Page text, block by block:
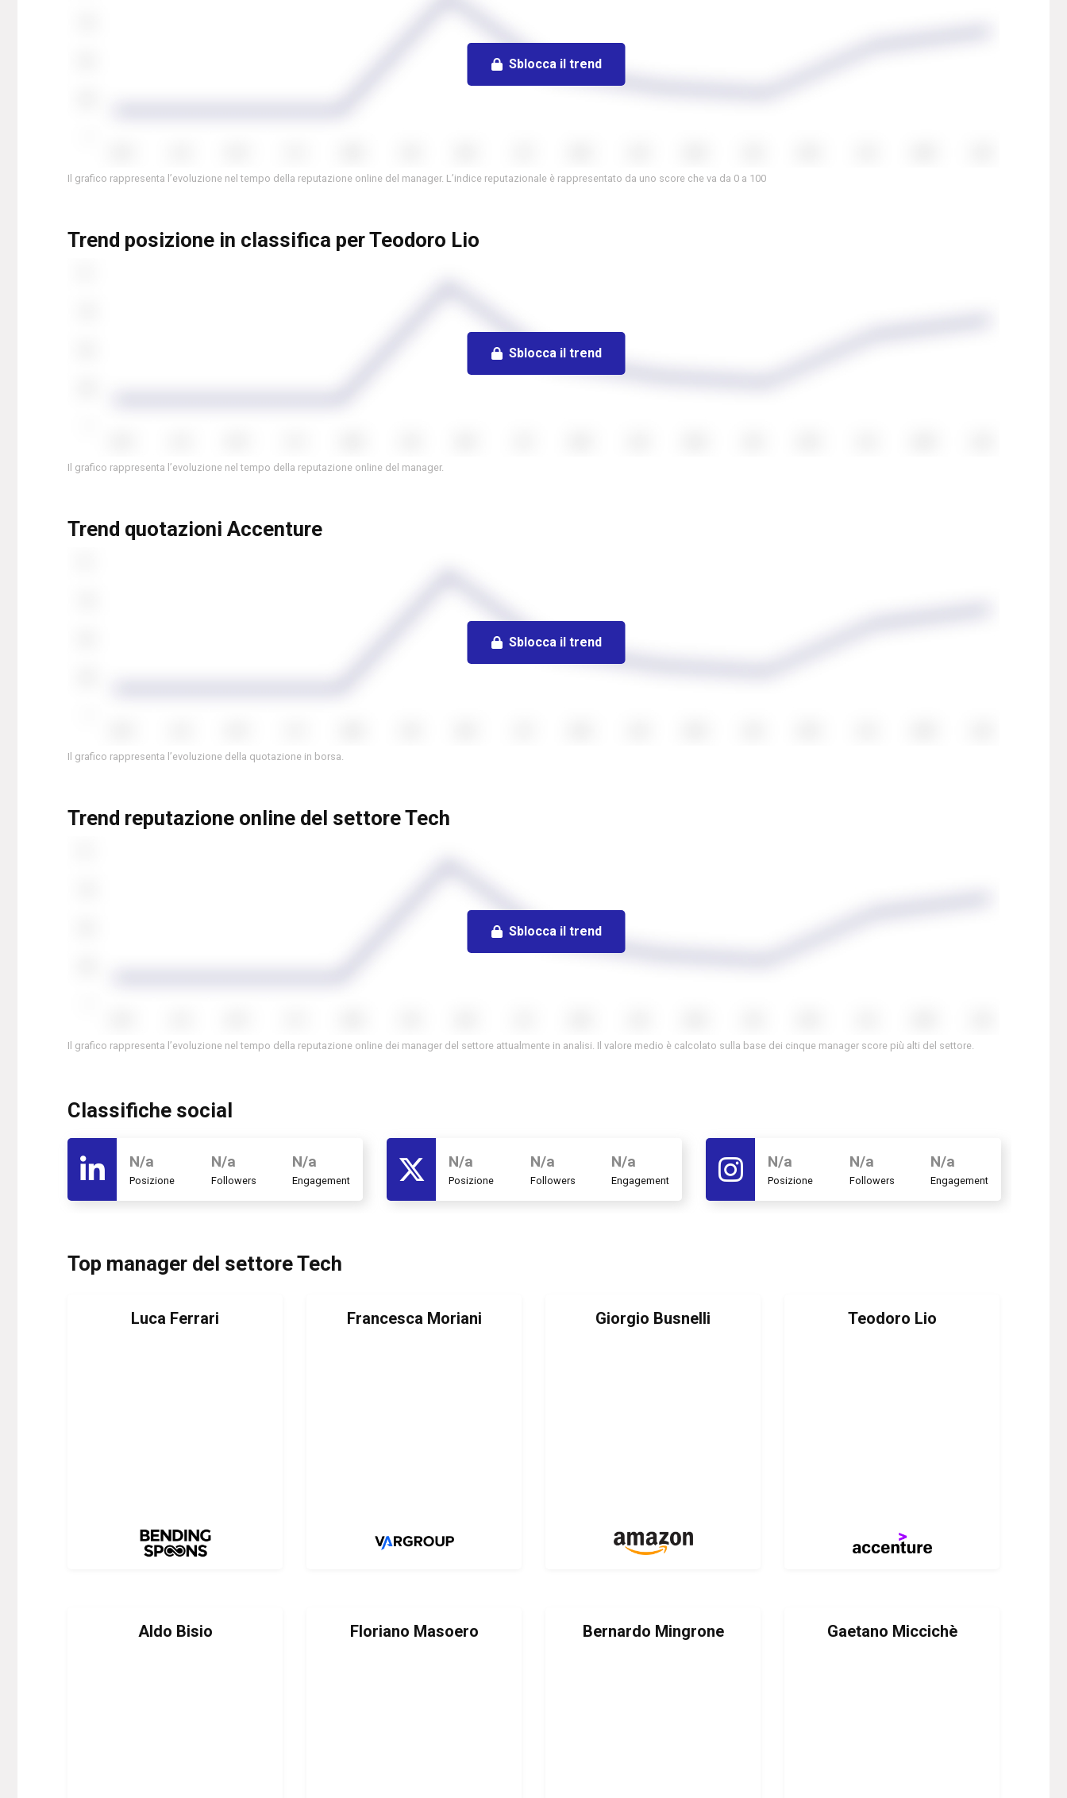
Sblocca il trend
Il grafico rappresenta l’evoluzione nel tempo della reputazione online del manager. L’indice reputazionale è rappresentato da uno score che va da 0 a 100
Trend posizione in classifica per Teodoro Lio
Sblocca il trend
Il grafico rappresenta l’evoluzione nel tempo della reputazione online del manager.
Trend quotazioni Accenture
Sblocca il trend
Il grafico rappresenta l’evoluzione della quotazione in borsa.
Trend reputazione online del settore Tech
Sblocca il trend
Il grafico rappresenta l’evoluzione nel tempo della reputazione online dei manager del settore attualmente in analisi. Il valore medio è calcolato sulla base dei cinque manager score più alti del settore.
Classifiche social
N/a
Posizione
N/a
Followers
N/a
Engagement
N/a
Posizione
N/a
Followers
N/a
Engagement
N/a
Posizione
N/a
Followers
N/a
Engagement
Top manager del settore Tech
Luca Ferrari Francesca Moriani Giorgio Busnelli Teodoro Lio
Aldo Bisio Floriano Masoero Bernardo Mingrone Gaetano Miccichè